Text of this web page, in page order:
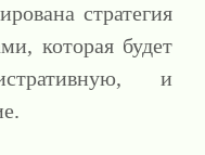
стратегия
которая будет
и